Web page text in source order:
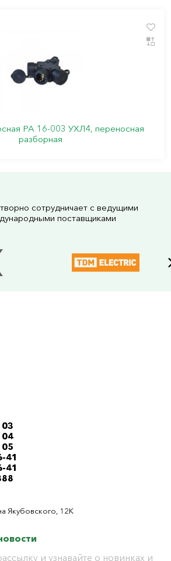
РА 16-003 УХЛ4, переносная
разборная
сотрудничает с ведущими
поставщиками
41
41
Якубовского, 12К
и узнавайте о новинках и